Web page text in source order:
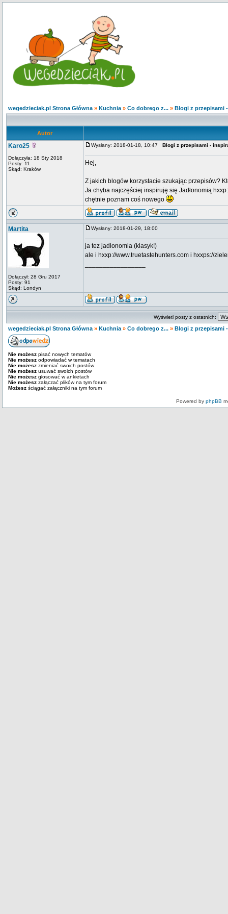
wegedzieciak.pl Strona Główna » Kuchnia » Co dobrego z... » Blogi z przepisami
Autor
Karo25
Dołączyła: 18 Sty 2018
Posty: 11
Skąd: Kraków
Wysłany: 2018-01-18, 10:47 Blogi z przepisami -
Hej,
Z jakich blogów korzystacie szukając przepisów?
Ja chyba najczęściej inspiruję się Jadłonomią
chętnie poznam coś nowego
Martita
Dołączył: 28 Gru 2017
Posty: 91
Skąd: Londyn
Wysłany: 2018-01-29, 18:00
ja tez jadlonomia (klasyk!)
ale i hxxp://www.truetastehunters.com i hxxps://
Wyświetl posty z ostatnich:
wegedzieciak.pl Strona Główna » Kuchnia » Co dobrego z... » Blogi z przepisami
Nie możesz pisać nowych tematów
Nie możesz odpowiadać w tematach
Nie możesz zmieniać swoich postów
Nie możesz usuwać swoich postów
Nie możesz głosować w ankietach
Nie możesz załączać plików na tym forum
Możesz ściągać załączniki na tym forum
Powered by phpBB